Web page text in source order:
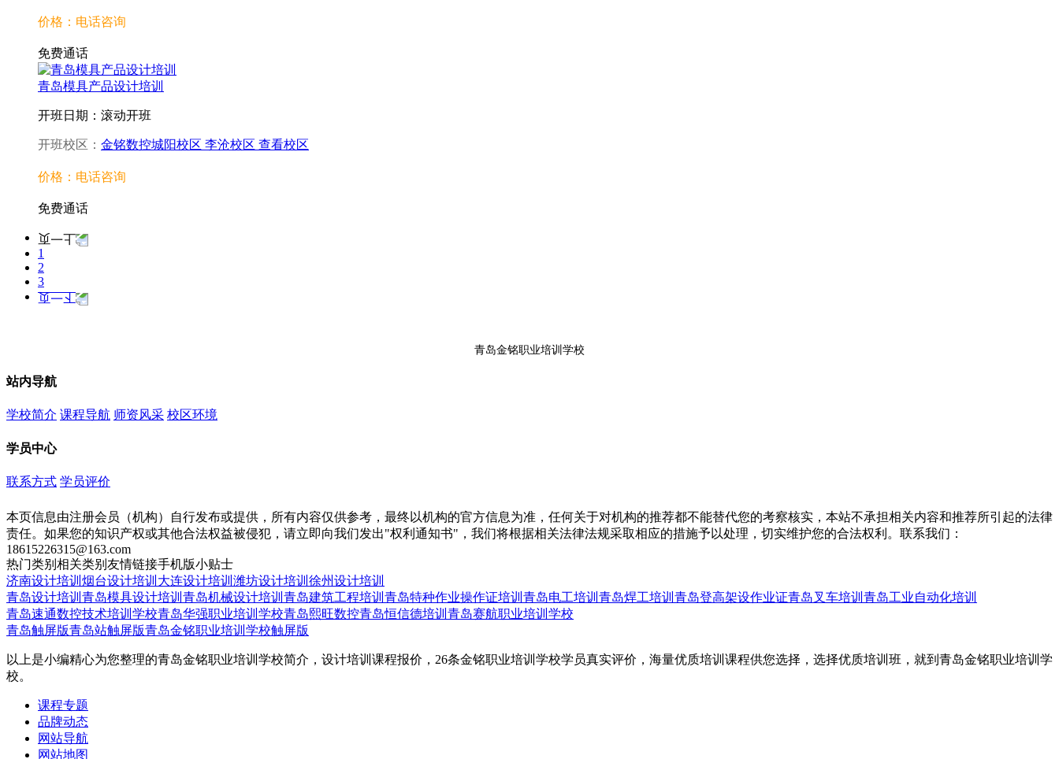
价格：电话咨询
免费通话
青岛模具产品设计培训
开班日期：滚动开班
开班校区： 金铭数控城阳校区 李沧校区 查看校区
价格：电话咨询
免费通话
1
2
3
青岛金铭职业培训学校
站内导航
学校简介 课程导航 师资风采 校区环境
学员中心
联系方式 学员评价
本页信息由注册会员（机构）自行发布或提供，所有内容仅供参考，最终以机构的官方信息为准，任何关于对机构的推荐都不能替代您的考察核实，本站不承担相关内容和推荐所引起的法律
责任。如果您的知识产权或其他合法权益被侵犯，请立即向我们发出"权利通知书"，我们将根据相关法律法规采取相应的措施予以处理，切实维护您的合法权利。联系我们：
18615226315@163.com
热门类别 相关类别 友情链接手机版小贴士
济南设计培训 烟台设计培训 大连设计培训 潍坊设计培训 徐州设计培训
青岛设计培训 青岛模具设计培训 青岛机械设计培训 青岛建筑工程培训 青岛特种作业操作证培训 青岛电工培训 青岛焊工培训 青岛登高架设作业证青岛叉车培训 青岛工业自动化培训
青岛速通数控技术培训学校青岛华强职业培训学校青岛熙旺数控青岛恒信德培训 青岛赛航职业培训学校
青岛触屏版青岛站触屏版青岛金铭职业培训学校触屏版
以上是小编精心为您整理的青岛金铭职业培训学校简介，设计培训课程报价，26条金铭职业培训学校学员真实评价，海量优质培训课程供您选择，选择优质培训班，就到青岛金铭职业培训学
校。
课程专题
品牌动态
网站导航
网站地图